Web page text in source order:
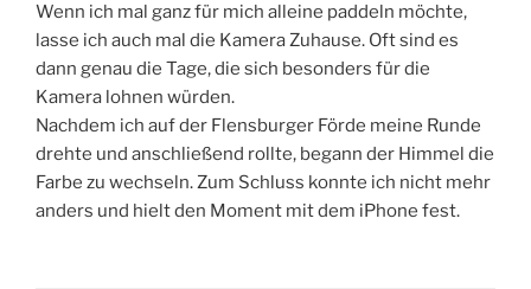
Wenn ich mal ganz für mich alleine paddeln möchte,
lasse ich auch mal die Kamera Zuhause. Oft sind es
dann genau die Tage, die sich besonders für die
Kamera lohnen würden.
Nachdem ich auf der Flensburger Förde meine Runde
drehte und anschließend rollte, begann der Himmel die
Farbe zu wechseln. Zum Schluss konnte ich nicht mehr
anders und hielt den Moment mit dem iPhone fest.